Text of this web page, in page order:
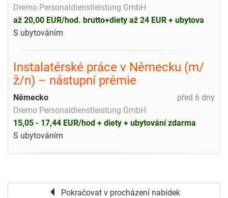
Dremo Personaldienstleistung GmbH
až 20,00 EUR/hod. brutto+diety až 24 EUR + ubytova
S ubytováním
Instalatérské práce v Německu (m/
ž/n) – nástupní prémie
před 6 dny
Německo
Dremo Personaldienstleistung GmbH
15,05 - 17,44 EUR/hod + diety + ubytování zdarma
S ubytováním
Pokračovat v procházení nabídek